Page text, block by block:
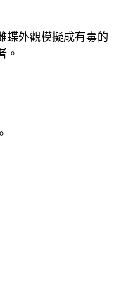
蝶外觀模擬成有毒的
。